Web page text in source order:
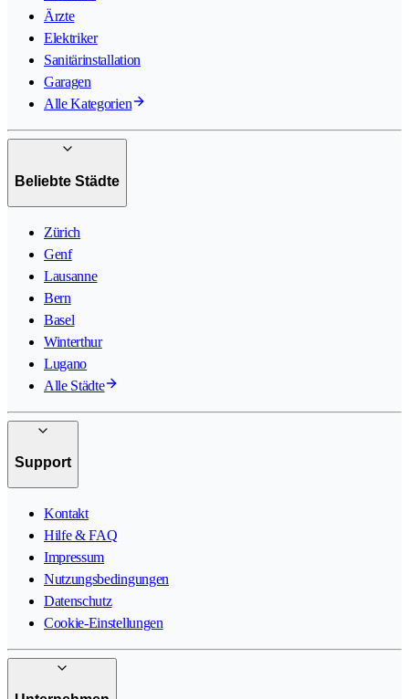
Ärzte
Elektriker
Sanitärinstallation
Garagen
Alle Kategorien
Beliebte Städte
Zürich
Genf
Lausanne
Bern
Basel
Winterthur
Lugano
Alle Städte
Support
Kontakt
Hilfe & FAQ
Impressum
Nutzungsbedingungen
Datenschutz
Cookie-Einstellungen